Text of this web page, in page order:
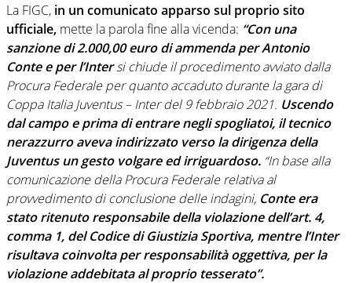
La FIGC, in un comunicato apparso sul proprio sito
ufficiale, mette la parola fine alla vicenda: “Con una
sanzione di 2.000,00 euro di ammenda per Antonio
Conte e per l’Intersi chiude il procedimento avviato dalla
Procura Federale per quanto accaduto durante la gara di
Coppa Italia Juventus – Inter del 9 febbraio 2021. Uscendo
dal campo e prima di entrare negli spogliatoi, il tecnico
nerazzurro aveva indirizzato verso la dirigenza della
Juventus un gesto volgare ed irriguardoso. “In base alla
comunicazione della Procura Federale relativa al
provvedimento di conclusione delle indagini, Conte era
stato ritenuto responsabile della violazione dell’art. 4,
comma 1, del Codice di Giustizia Sportiva, mentre l’Inter
risultava coinvolta per responsabilità oggettiva, per la
violazione addebitata al proprio tesserato”.